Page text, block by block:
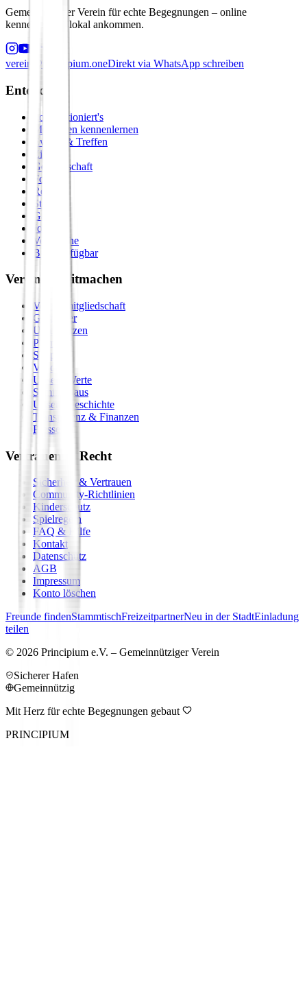
Gemeinnütziger Verein für echte Begegnungen – online
kennenlernen, lokal ankommen.
verein@principium.oneDirekt via WhatsApp schreiben
Entdecken
So funktioniert's
Menschen kennenlernen
Events & Treffen
Zirkel
Gemeinschaft
Formate
Retreats
Städte
Galerie
Journal
Vergleiche
Bald verfügbar
Verein & Mitmachen
Vereinsmitgliedschaft
Gastgeber
Unterstützen
Premium
Shop
Vision
Unsere Werte
Seminarhaus
Unsere Geschichte
Transparenz & Finanzen
Presse
Vertrauen & Recht
Sicherheit & Vertrauen
Community-Richtlinien
Kinderschutz
Spielregeln
FAQ & Hilfe
Kontakt
Datenschutz
AGB
Impressum
Konto löschen
Freunde findenStammtischFreizeitpartnerNeu in der StadtEinladung
teilen
© 2026 Principium e.V. – Gemeinnütziger Verein
Sicherer Hafen
Gemeinnützig
Mit Herz für echte Begegnungen gebaut
PRINCIPIUM